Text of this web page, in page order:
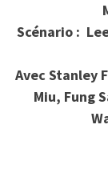
Scénario :
Avec Stanley
Miu, Fung